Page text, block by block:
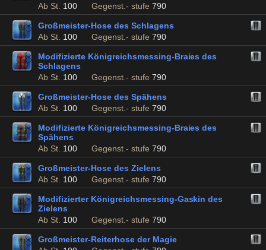
Ab St. 100 Gegenst.- stufe 790
Großmeister-Hose des Schlagens
Ab St. 100 Gegenst.- stufe 790
Modifizierte Königreichsmessing-Braies des
Schlagens
Ab St. 100 Gegenst.- stufe 790
Großmeister-Hose des Spähens
Ab St. 100 Gegenst.- stufe 790
Modifizierte Königreichsmessing-Braies des
Spähens
Ab St. 100 Gegenst.- stufe 790
Großmeister-Hose des Zielens
Ab St. 100 Gegenst.- stufe 790
Modifizierter Königreichsmessing-Gaskin des
Zielens
Ab St. 100 Gegenst.- stufe 790
Großmeister-Reiterhose der Magie